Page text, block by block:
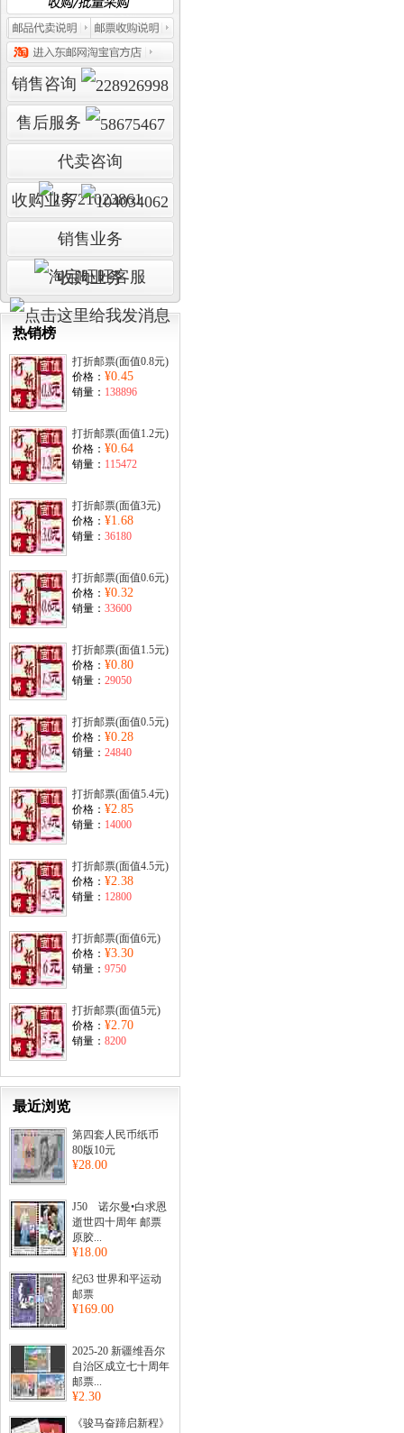
销售咨询
售后服务
代卖咨询
收购业务
销售业务
收购业务
热销榜
打折邮票(面值0.8元)
价格： ¥0.45
销量： 138896
打折邮票(面值1.2元)
价格： ¥0.64
销量： 115472
打折邮票(面值3元)
价格： ¥1.68
销量： 36180
打折邮票(面值0.6元)
价格： ¥0.32
销量： 33600
打折邮票(面值1.5元)
价格： ¥0.80
销量： 29050
打折邮票(面值0.5元)
价格： ¥0.28
销量： 24840
打折邮票(面值5.4元)
价格： ¥2.85
销量： 14000
打折邮票(面值4.5元)
价格： ¥2.38
销量： 12800
打折邮票(面值6元)
价格： ¥3.30
销量： 9750
打折邮票(面值5元)
价格： ¥2.70
销量： 8200
最近浏览
第四套人民币纸币
80版10元
¥28.00
J50 诺尔曼•白求恩
逝世四十周年 邮票
原胶...
¥18.00
纪63 世界和平运动
邮票
¥169.00
2025-20 新疆维吾尔
自治区成立七十周年
邮票...
¥2.30
《骏马奋蹄启新程》